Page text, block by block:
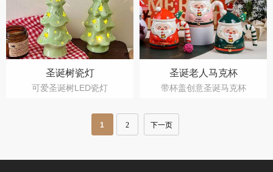
圣诞树瓷灯
可爱圣诞树LED瓷灯
圣诞老人马克杯
带杯盖创意圣诞马克杯
1 2 下一页